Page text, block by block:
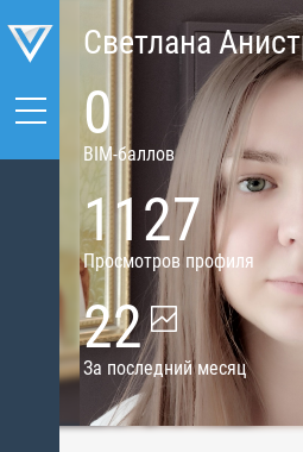
Светлана
0
BIM-баллов
1127
Просмотров профиля
22
За последний месяц